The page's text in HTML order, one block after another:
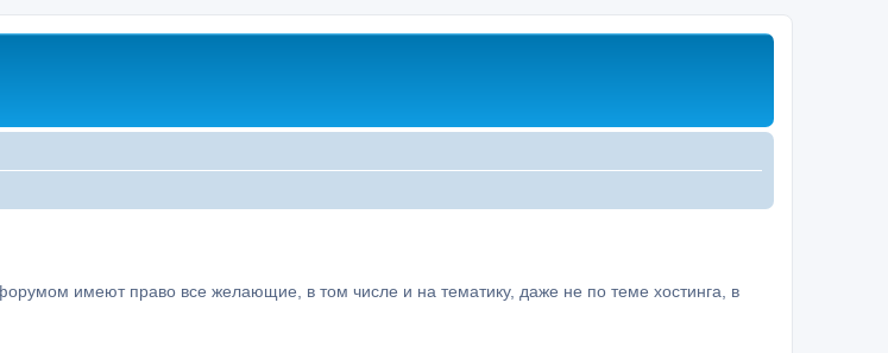
форумом имеют право все желающие, в том числе и на тематику, даже не по теме хостинга, в